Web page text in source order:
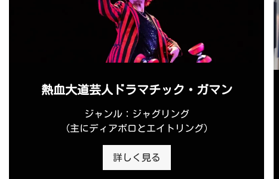
熱血大道芸人ドラマチック・ガマン
ジャンル：ジャグリング
（主にディアボロとエイトリング）
詳しく見る